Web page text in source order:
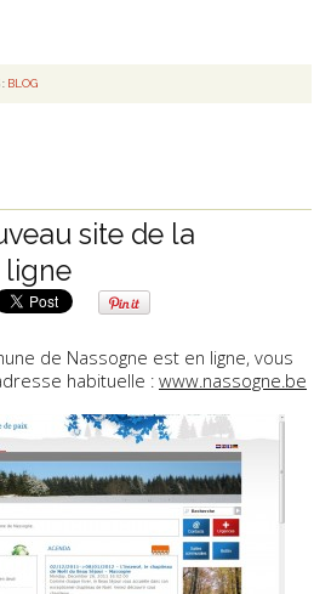
: BLOG
site de la
ligne
de Nassogne est en ligne, vous
habituelle : www.nassogne.be